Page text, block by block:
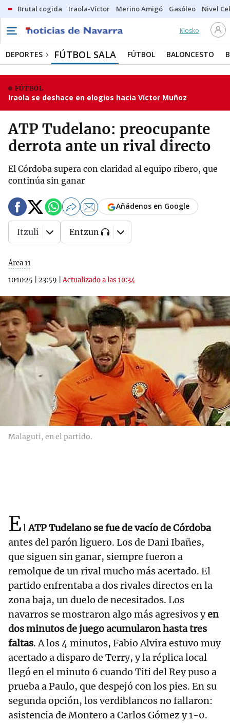
Brutal cogida Iraola-Víctor Merino Amigó Gasóleo Nivel
Kiosko
DEPORTES FÚTBOL SALA FÚTBOL BALONCESTO
FÚTBOL
Iraola se deshace en elogios hacia Víctor Muñoz
ATP Tudelano: preocupante
derrota ante un rival directo
El Córdoba supera con claridad al equipo ribero, que
continúa sin ganar
Área 11
10·10·25
23:59 |Actualizado a las 10:34
Añádenos en Google
Itzuli Entzun
Malaguti, en el partido.
ElATP Tudelano se fue de vacío de Córdoba
antes del parón liguero. Los de Dani Ibañes,
que siguen sin ganar, siempre fueron a
remolque de un rival mucho más acertado. El
partido enfrentaba a dos rivales directos en la
zona baja, un duelo de necesitados. Los
navarros se mostraron algo más agresivos yen
dos minutos de juego acumularon hasta tres
faltas. A los 4 minutos, Fabio Alvira estuvo muy
acertado a disparo de Terry, y la réplica local
llegó en el minuto 6 cuando Titi del Rey puso a
prueba a Paulo, que despejó con los pies. En su
segunda opción, los verdiblancos no fallaron:
asistencia de Montero a Carlos Gómez y 1-0.